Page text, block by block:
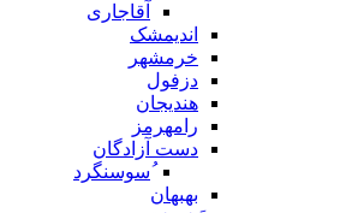
آقاجاری
اندیمشک
خرمشهر
دزفول
هندیجان
رامهرمز
دست آزادگان
ُسوسنگرد
بهبهان